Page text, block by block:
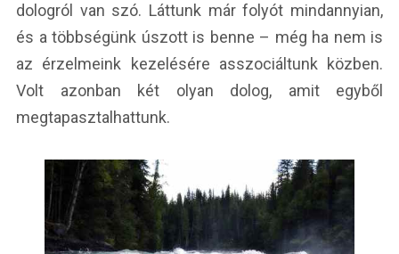
dologról van szó. Láttunk már folyót mindannyian,
és a többségünk úszott is benne – még ha nem is
az érzelmeink kezelésére asszociáltunk közben.
Volt azonban két olyan dolog, amit egyből
megtapasztalhattunk.